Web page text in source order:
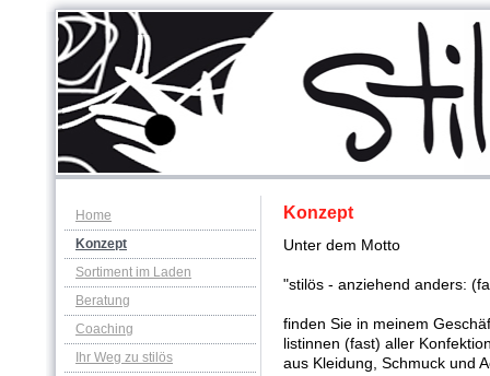
Home
Konzept
Sortiment im Laden
Beratung
Coaching
Ihr Weg zu stilös
Konzept
Unter dem Motto
"stilös - anziehend anders:
finden Sie in meinem
listinnen (fast) aller
aus Kleidung, Schmuck und